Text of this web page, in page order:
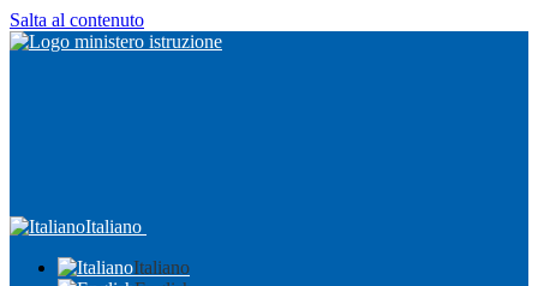
Salta al contenuto
Italiano
Italiano